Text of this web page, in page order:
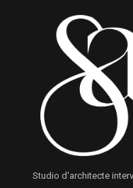
Studio d'architecte